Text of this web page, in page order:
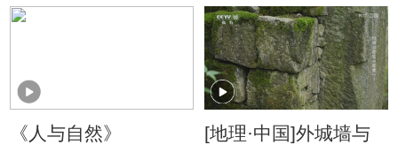
《人与自然》
[地理·中国]外城墙与